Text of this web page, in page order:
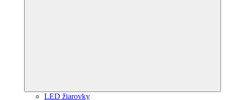
LED žiarovky